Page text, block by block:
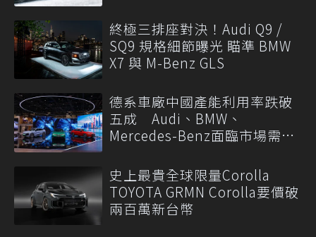
終極三排座對決！Audi Q9 /
SQ9 規格細節曝光 瞄準 BMW
X7 與 M-Benz GLS
德系車廠中國產能利用率跌破
五成 Audi、BMW、
Mercedes-Benz面臨市場需求
史上最貴全球限量Corolla
TOYOTA GRMN Corolla要價破
兩百萬新台幣